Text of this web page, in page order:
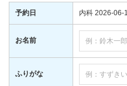
予約日 内科 2026-06-
お名前
ふりがな